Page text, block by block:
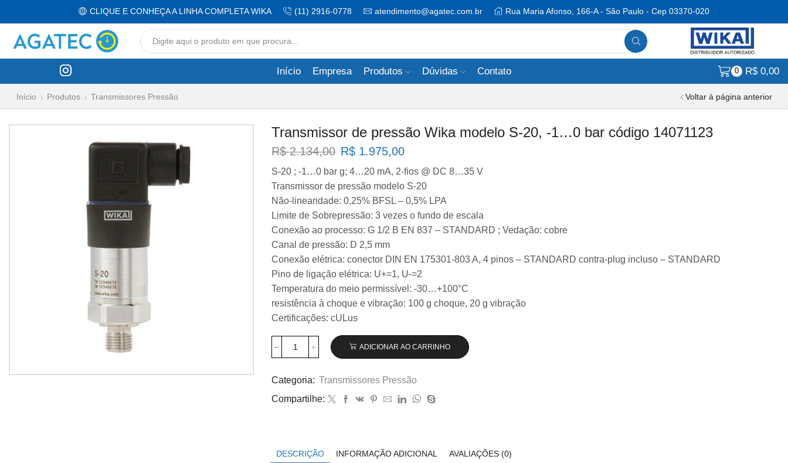
CLIQUE E CONHEÇA A LINHA COMPLETA WIKA (11) 2916-0778 atendimento@agatec.com.br Rua Maria Afonso, 166-A - São Paulo - Cep 03370-020
input
Início Empresa Produtos Dúvidas Contato 0 R$0,00
Início Produtos Transmissores Pressão Voltar à página anterior
Transmissor de pressão Wika modelo S-20, -1…0 bar código 14071123
R$2.134,00 O
original
era:
R$ 2.134,00.
R$ 1.975,00O
atual
é:
R$ 1.975,00.
S-20 ; -1…0 bar g; 4…20 mA, 2-fios @ DC 8…35 V
Transmissor de pressão modelo S-20
Não-linearidade: 0,25% BFSL – 0,5% LPA
Limite de Sobrepressão: 3 vezes o fundo de escala
Conexão ao processo: G 1/2 B EN 837 – STANDARD ; Vedação: cobre
Canal de pressão: D 2,5 mm
Conexão elétrica: conector DIN EN 175301-803 A, 4 pinos – STANDARD contra-plug incluso – STANDARD
Pino de ligação elétrica: U+=1, U-=2
Temperatura do meio permissível: -30…+100°C
resistência à choque e vibração: 100 g choque, 20 g vibração
Certificações: cULus
Transmissor
pressão
Wika
modelo
código
ADICIONAR AO CARRINHO
Categoria: Transmissores Pressão
Compartilhe:
DESCRIÇÃO INFORMAÇÃO ADICIONAL AVALIAÇÕES (0)